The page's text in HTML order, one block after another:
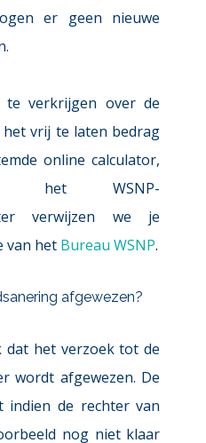
er geen nieuwe
te verkrijgen over de
het vrij te laten bedrag
online calculator,
het WSNP-
verwijzen we je
van het Bureau WSNP.
afgewezen?
dat het verzoek tot de
wordt afgewezen. De
indien de rechter van
nog niet klaar